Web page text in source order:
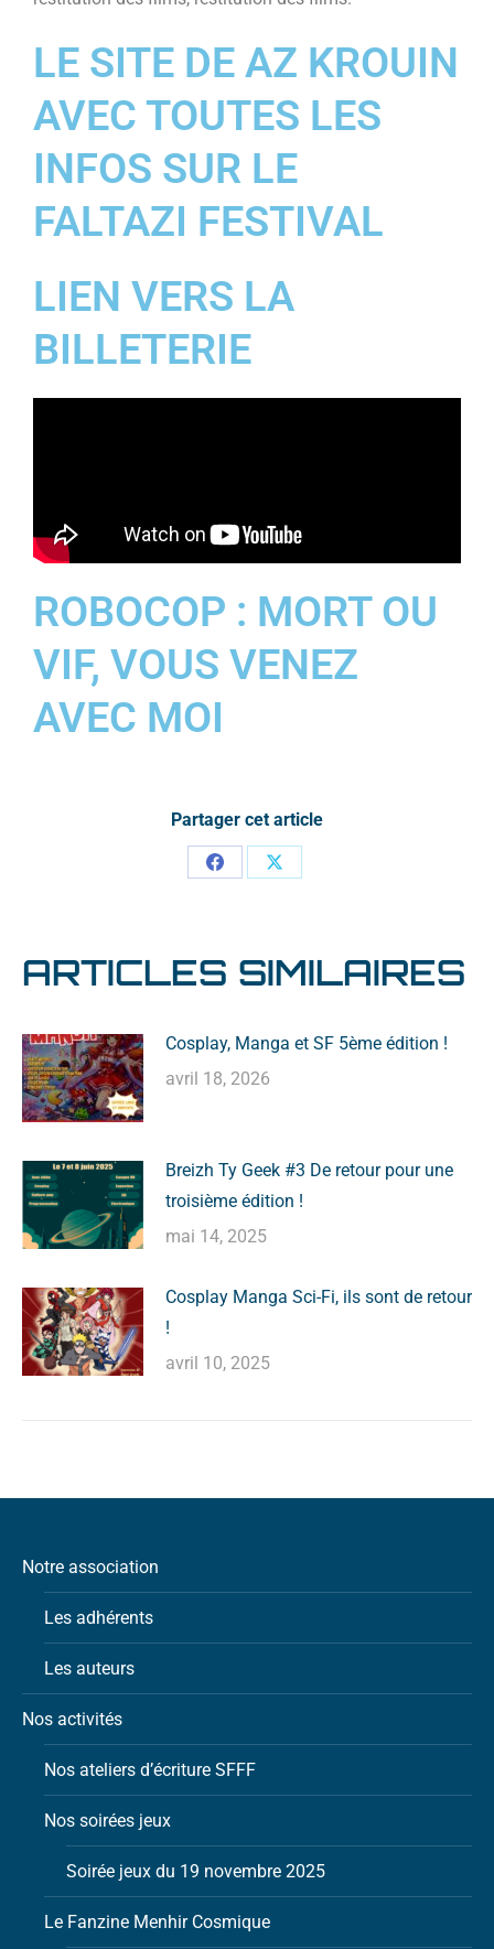
LE SITE DE AZ KROUIN
AVEC TOUTES LES
INFOS SUR LE
FALTAZI FESTIVAL
LIEN VERS LA
BILLETERIE
ROBOCOP : MORT OU
VIF, VOUS VENEZ
AVEC MOI
Partager cet article
ARTICLES SIMILAIRES
Cosplay, Manga et SF 5ème édition !
avril 18, 2026
Breizh Ty Geek #3 De retour pour une
troisième édition !
mai 14, 2025
Cosplay Manga Sci-Fi, ils sont de retour
!
avril 10, 2025
Notre association
Les adhérents
Les auteurs
Nos activités
Nos ateliers d’écriture SFFF
Nos soirées jeux
Soirée jeux du 19 novembre 2025
Le Fanzine Menhir Cosmique